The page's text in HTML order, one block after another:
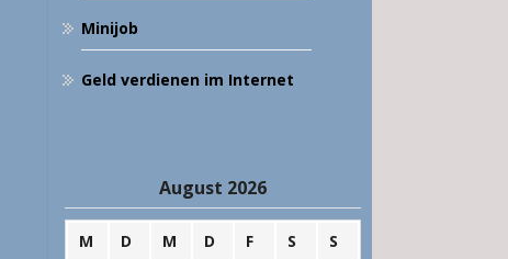
Minijob
Geld verdienen im Internet
August 2026
M D M D F S S